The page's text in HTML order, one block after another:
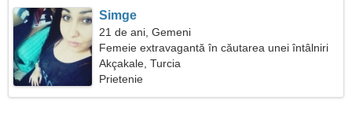
Simge
21 de ani, Gemeni
Femeie extravagantă în căutarea unei întâlniri
Akçakale, Turcia
Prietenie